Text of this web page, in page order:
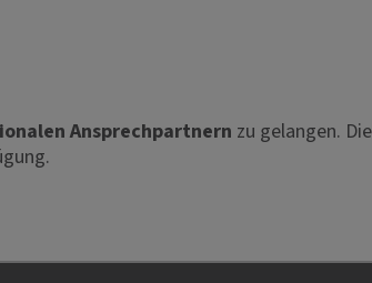
Ansprechpartnern zu gelangen.